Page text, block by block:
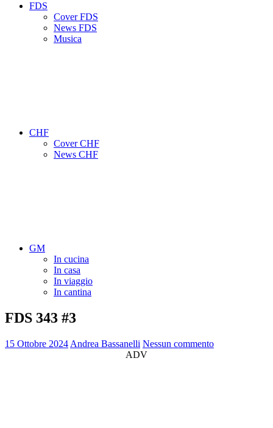
FDS
Cover FDS
News FDS
Musica
CHF
Cover CHF
News CHF
GM
In cucina
In casa
In viaggio
In cantina
FDS 343 #3
15 Ottobre 2024 Andrea Bassanelli Nessun commento
ADV